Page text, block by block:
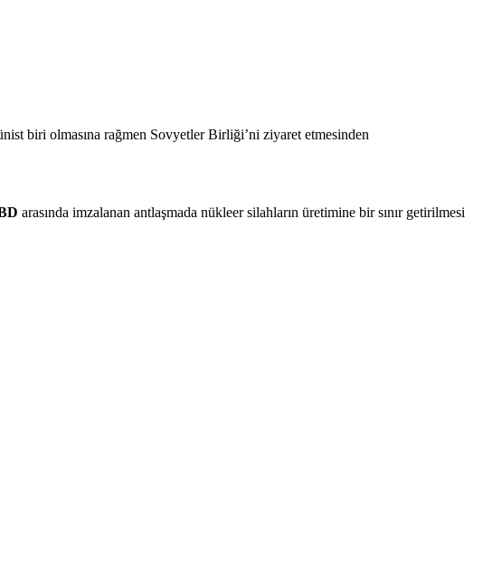
biri olmasına rağmen Sovyetler Birliği’ni ziyaret etmesinden
arasında imzalanan antlaşmada nükleer silahların üretimine bir sınır getirilmesi